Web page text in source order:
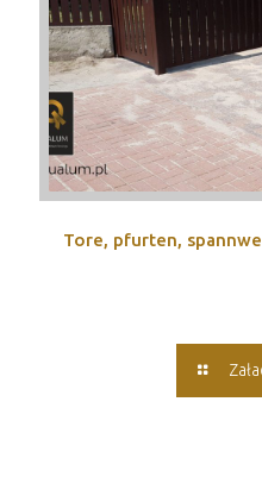
Tore, pfurten,